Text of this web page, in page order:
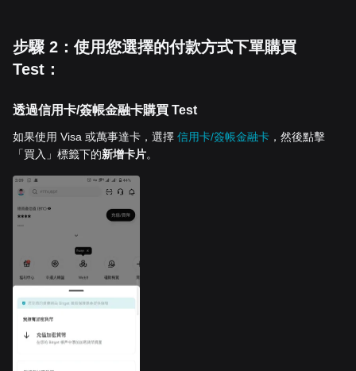
步驟 2：使用您選擇的付款方式下單購買
Test：
透過信用卡/簽帳金融卡購買 Test
如果使用 Visa 或萬事達卡，選擇 信用卡/簽帳金融卡 ，然後點擊
「買入」標籤下的新增卡片。